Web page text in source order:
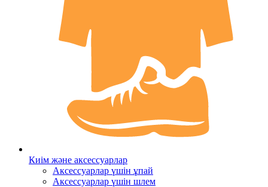
Киім және аксессуарлар
Аксессуарлар үшін ұпай
Аксессуарлар үшін шлем